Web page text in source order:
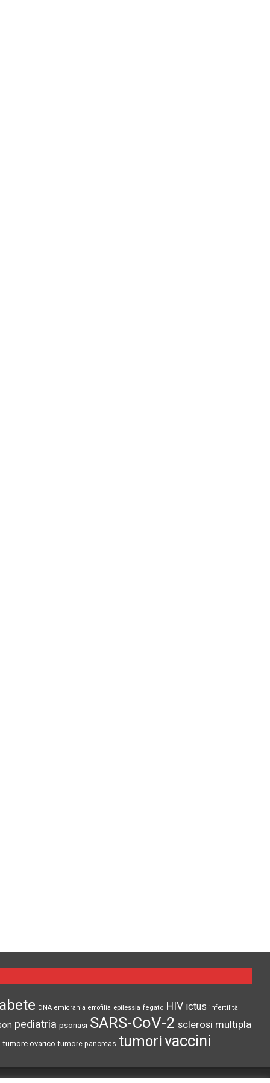
DNA emicrania emofilia epilessia fegato HIV ictus infertilità
pediatria psoriasi SARS-CoV-2 sclerosi multipla
tumore ovarico tumore pancreas tumorivaccini